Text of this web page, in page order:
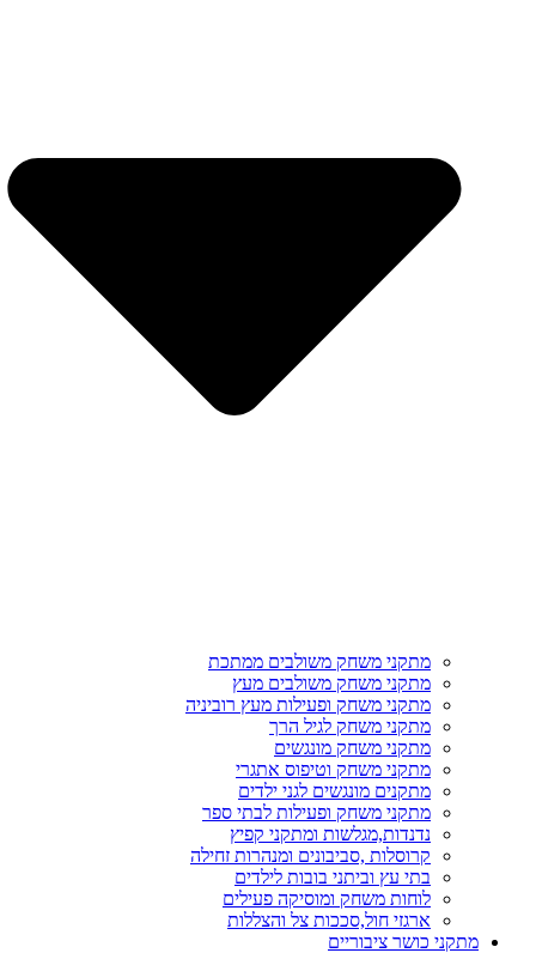
מתקני משחק משולבים ממתכת
מתקני משחק משולבים מעץ
מתקני משחק ופעילות מעץ רוביניה
מתקני משחק לגיל הרך
מתקני משחק מונגשים
מתקני משחק וטיפוס אתגרי
מתקנים מונגשים לגני ילדים
מתקני משחק ופעילות לבתי ספר
נדנדות,מגלשות ומתקני קפיץ
קרוסלות ,סביבונים ומנהרות זחילה
בתי עץ וביתני בובות לילדים
לוחות משחק ומוסיקה פעילים
ארגזי חול,סככות צל והצללות
מתקני כושר ציבוריים